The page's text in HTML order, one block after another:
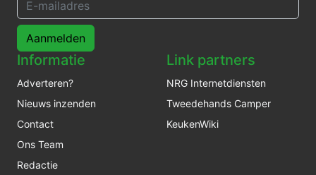
Aanmelden
Informatie
Adverteren?
Nieuws inzenden
Contact
Ons Team
Redactie
Link partners
NRG Internetdiensten
Tweedehands Camper
KeukenWiki